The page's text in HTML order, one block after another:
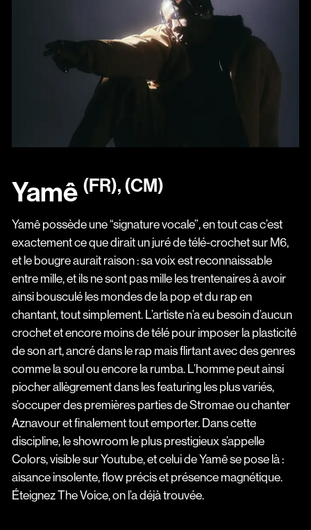
Yamê (FR), (CM)
Yamê possède une “signature vocale”, en tout cas c’est
exactement ce que dirait un juré de télé-crochet sur M6,
et le bougre aurait raison : sa voix est reconnaissable
entre mille, et ils ne sont pas mille les trentenaires à avoir
ainsi bousculé les mondes de la pop et du rap en
chantant, tout simplement. L’artiste n’a eu besoin d’aucun
crochet et encore moins de télé pour imposer la plasticité
de son art, ancré dans le rap mais flirtant avec des genres
comme la soul ou encore la rumba. L’homme peut ainsi
piocher allègrement dans les featuring les plus variés,
s’occuper des premières parties de Stromae ou chanter
Aznavour et finalement tout emporter. Dans cette
discipline, le showroom le plus prestigieux s’appelle
Colors, visible sur Youtube, et celui de Yamê se pose là :
aisance insolente, flow précis et présence magnétique.
Éteignez The Voice, on l’a déjà trouvée.